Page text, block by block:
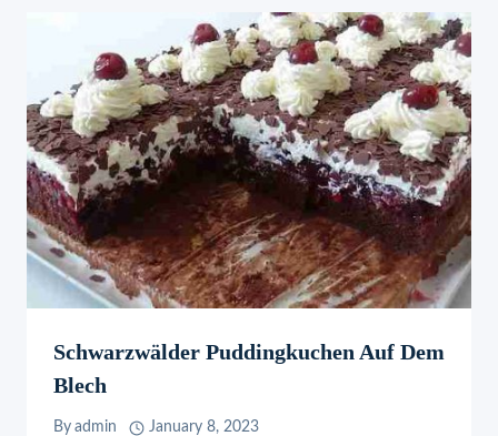
Schwarzwälder Puddingkuchen Auf Dem
Blech
By admin January 8, 2023